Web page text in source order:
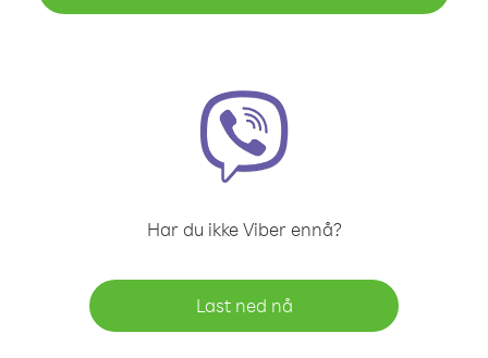
Har du ikke Viber ennå?
Last ned nå